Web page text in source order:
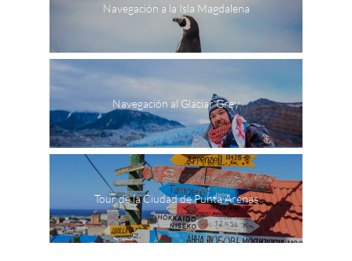
Navegación a la Isla Magdalena
Navegación al Glaciar Grey
Tour de la Ciudad de Punta Arenas